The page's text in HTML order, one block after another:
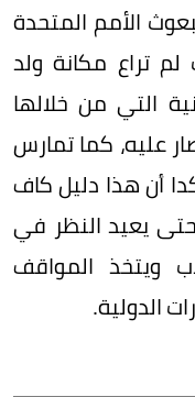
الأمم المتحدة
تراع مكانة ولد
التي من خلالها
عليه، كما تمارس
أن هذا دليل كاف
يعيد النظر في
ويتخذ المواقف
الدولية.